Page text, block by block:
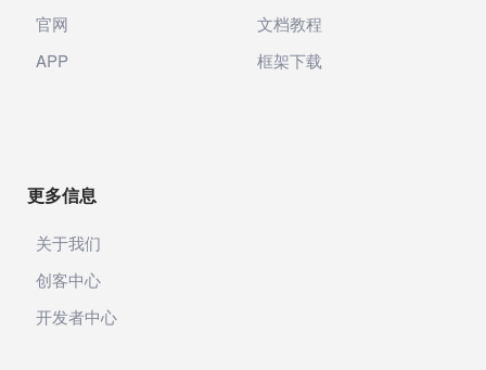
官网
APP
文档教程
框架下载
更多信息
关于我们
创客中心
开发者中心